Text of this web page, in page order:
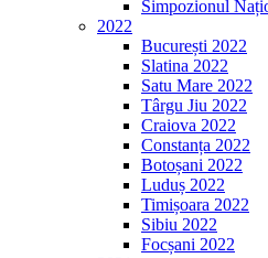
Simpozionul
2022
București 2022
Slatina 2022
Satu Mare 2022
Târgu Jiu 2022
Craiova 2022
Constanța 2022
Botoșani 2022
Luduș 2022
Timișoara 2022
Sibiu 2022
Focșani 2022